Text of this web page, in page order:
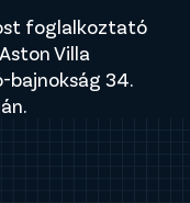
foglalkoztató
Villa
bajnokság 34.